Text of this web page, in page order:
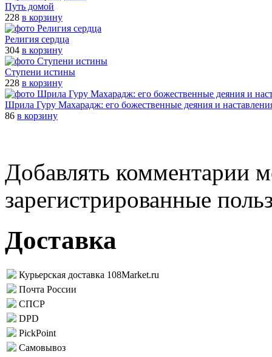
Путь домой
228 в корзину
Религия сердца
304 в корзину
Ступени истины
228 в корзину
Шрила Гуру Махарадж: его божественные деяния и
86 в корзину
Добавлять комментарии
зарегистрированные
Доставка
Курьерская доставка 108Market.ru
Почта России
СПСР
DPD
PickPoint
Самовывоз